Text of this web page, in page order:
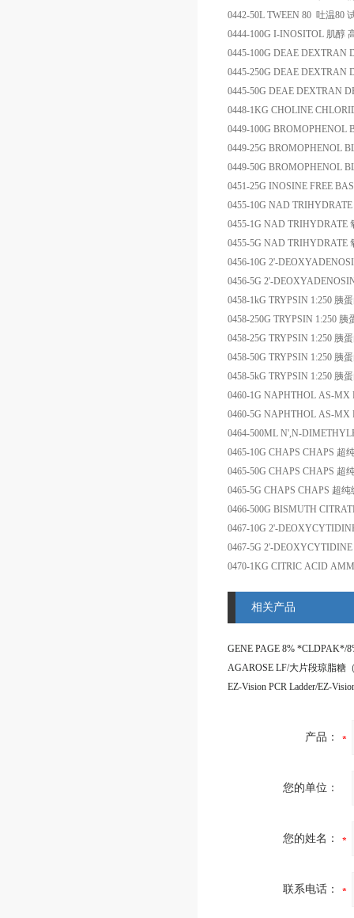
0442-50L TWEEN 80 吐温80
0444-100G I-INOSITOL 肌醇
0445-100G DEAE DEXTRAN
0445-250G DEAE DEXTRAN
0445-50G DEAE DEXTRAN
0448-1KG CHOLINE
0449-100G BROMOPHENOL
0449-25G BROMOPHENOL
0449-50G BROMOPHENOL
0451-25G INOSINE FREE
0455-10G NAD TRIHYDRATE
0455-1G NAD TRIHYDRATE
0455-5G NAD TRIHYDRATE
0456-10G 2'-
0456-5G 2'-
0458-1kG TRYPSIN 1:250 胰
0458-250G TRYPSIN 1:250 胰
0458-25G TRYPSIN 1:250 胰
0458-50G TRYPSIN 1:250 胰
0458-5kG TRYPSIN 1:250 胰
0460-1G NAPHTHOL AS-MX
0460-5G NAPHTHOL AS-MX
0464-500ML N',N-
0465-10G CHAPS CHAPS 超
0465-50G CHAPS CHAPS 超
0465-5G CHAPS CHAPS 超纯
0466-500G BISMUTH
0467-10G 2'-
0467-5G 2'-
0470-1KG CITRIC ACID
相关产品
产品：
您的单位：
您的姓名：
联系电话：